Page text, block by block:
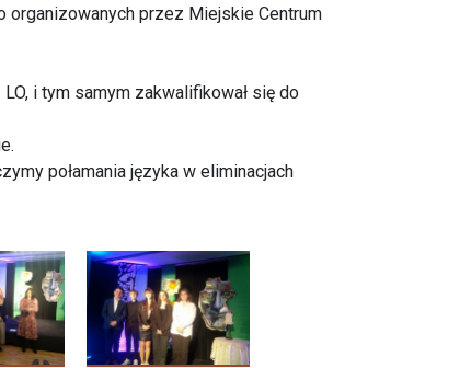
organizowanych przez Miejskie Centrum
i tym samym zakwalifikował się do
połamania języka w eliminacjach